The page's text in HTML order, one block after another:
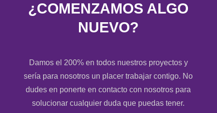
¿COMENZAMOS ALGO
NUEVO?
Damos el 200% en todos nuestros proyectos y
sería para nosotros un placer trabajar contigo. No
dudes en ponerte en contacto con nosotros para
solucionar cualquier duda que puedas tener.